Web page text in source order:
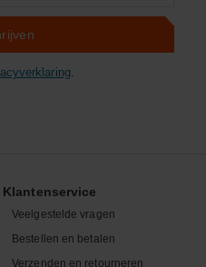
.
Klantenservice
Veelgestelde vragen
Bestellen en betalen
Verzenden en retourneren